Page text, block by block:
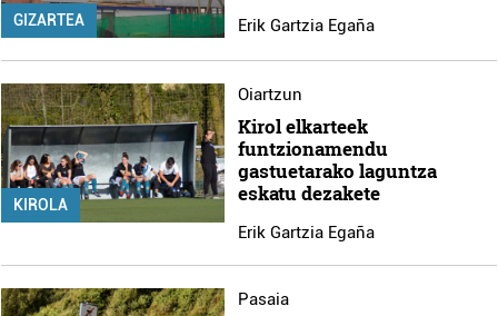
GIZARTEA Erik Gartzia Egaña
KIROLA
Oiartzun
Kirol elkarteek
funtzionamendu
gastuetarako laguntza
eskatu dezakete
Erik Gartzia Egaña
Pasaia